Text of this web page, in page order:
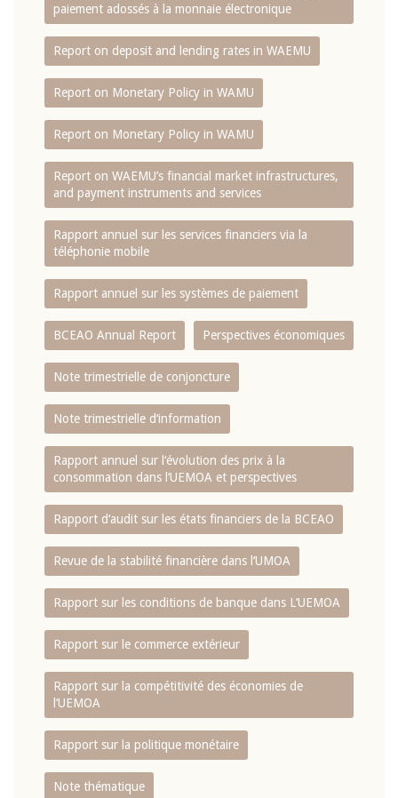
paiement adossés à la monnaie électronique
Report on deposit and lending rates in WAEMU
Report on Monetary Policy in WAMU
Report on Monetary Policy in WAMU
Report on WAEMU’s financial market infrastructures,
and payment instruments and services
Rapport annuel sur les services financiers via la
téléphonie mobile
Rapport annuel sur les systèmes de paiement
BCEAO Annual Report Perspectives économiques
Note trimestrielle de conjoncture
Note trimestrielle d‘information
Rapport annuel sur l‘évolution des prix à la
consommation dans l‘UEMOA et perspectives
Rapport d‘audit sur les états financiers de la BCEAO
Revue de la stabilité financière dans l‘UMOA
Rapport sur les conditions de banque dans L‘UEMOA
Rapport sur le commerce extérieur
Rapport sur la compétitivité des économies de
l‘UEMOA
Rapport sur la politique monétaire
Note thématique